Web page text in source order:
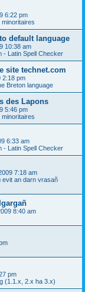
6:22 pm
default language
10:38 am
- Latin Spell Checker
site technet.com
2:18 pm
Breton language
des Lapons
5:46 pm
6:33 am
- Latin Spell Checker
7:18 am
evit an darn vrasañ
8:40 am
pm
(1.1.x, 2.x ha 3.x)